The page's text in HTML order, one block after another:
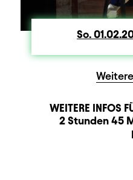
So.
WEITERE INFOS
Beschreibung
Dauer und Pausen
2 Stunden 45